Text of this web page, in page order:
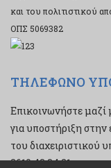
και του πολιτιστικού
ΟΠΣ 5069382
ΤΗΛΕΦΩΝΟ
Επικοινωνήστε μαζί
για υποστήριξη
του
2610 43 34 21